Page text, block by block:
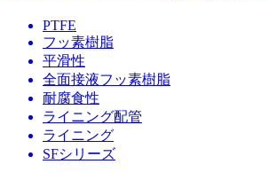
PTFE
フッ素樹脂
平滑性
全面接液フッ素樹脂
耐腐食性
ライニング配管
ライニング
SFシリーズ